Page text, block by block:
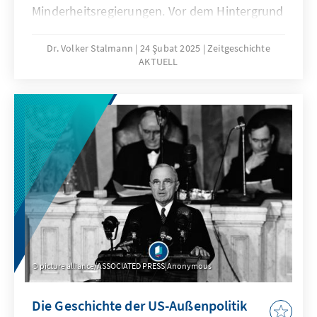
Minderheitsregierungen. Vor dem Hintergrund
bundesdeutschen Parteiensystems geht
Volker Stalmann in der 18. Ausgabe von
die Bundesrepublik heute wieder „Weimarer
Verhältnissen“ nähert.
Dr. Volker Stalmann 24 Şubat 2025 Zeitgeschichte
AKTUELL
picture alliance/ASSOCIATED PRESS|Anonymous
Die Geschichte der US-Außenpolitik